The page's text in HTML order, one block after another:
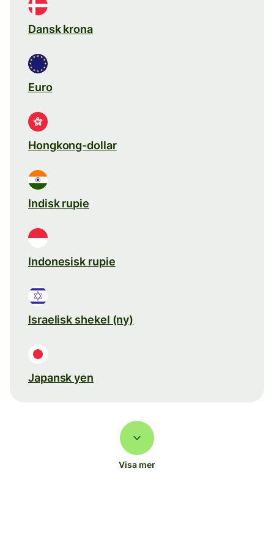
Dansk krona
Euro
Hongkong-dollar
Indisk rupie
Indonesisk rupie
Israelisk shekel (ny)
Japansk yen
Visa mer